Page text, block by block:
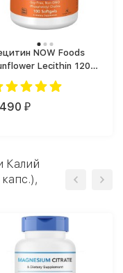
NOW Foods
Lecithin 1200
мг (100 капс.)
₽
Калий